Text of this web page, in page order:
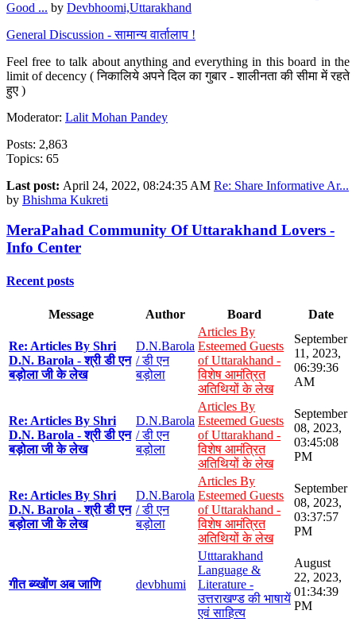
Good ... by Devbhoomi,Uttarakhand
General Discussion - सामान्य वार्तालाप !
Feel free to talk about anything and everything in this board in the
limit of decency ( निकालिये अपने दिल का गुबार - शालीनता की सीमा में रहते
हुए )
Moderator: Lalit Mohan Pandey
Posts: 2,863
Topics: 65
Last post: April 24, 2022, 08:24:35 AM Re: Share Informative Ar...
by Bhishma Kukreti
MeraPahad Community Of Uttarakhand Lovers -
Info Center
Recent posts
Message Author Board Date
Re: Articles By Shri
D.N. Barola - श्री डी एन
बड़ोला जी के लेख
D.N.Barola
/ डी एन
बड़ोला
Articles By
Esteemed Guests
of Uttarakhand -
विशेष आमंत्रित
अतिथियों के लेख
September
11, 2023,
06:39:36
AM
Re: Articles By Shri
D.N. Barola - श्री डी एन
बड़ोला जी के लेख
D.N.Barola
/ डी एन
बड़ोला
Articles By
Esteemed Guests
of Uttarakhand -
विशेष आमंत्रित
अतिथियों के लेख
September
08, 2023,
03:45:08
PM
Re: Articles By Shri
D.N. Barola - श्री डी एन
बड़ोला जी के लेख
D.N.Barola
/ डी एन
बड़ोला
Articles By
Esteemed Guests
of Uttarakhand -
विशेष आमंत्रित
अतिथियों के लेख
September
08, 2023,
03:37:57
PM
गीत ब्य्खोंण अब जाणि devbhumi
Utttarakhand
Language &
Literature -
उत्तराखण्ड की भाषायें
एवं साहित्य
August
22, 2023,
01:34:39
PM